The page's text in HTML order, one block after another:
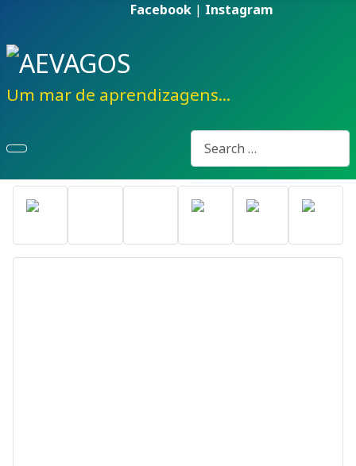
Facebook | Instagram
Um mar de aprendizagens...
Pesquisa
Type 2 or more characters